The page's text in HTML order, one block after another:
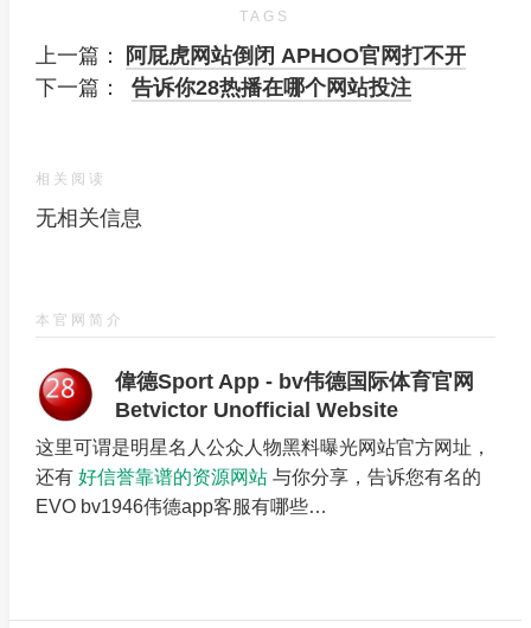
TAGS
上一篇：
阿屁虎网站倒闭 APHOO官网打不开
下一篇：
告诉你28热播在哪个网站投注
相关阅读
无相关信息
本官网简介
偉德Sport App - bv伟德国际体育官网
Betvictor Unofficial Website
这里可谓是明星名人公众人物黑料曝光网站官方网址，
还有 好信誉靠谱的资源网站与你分享，告诉您有名的
EVO bv1946伟德app客服有哪些…